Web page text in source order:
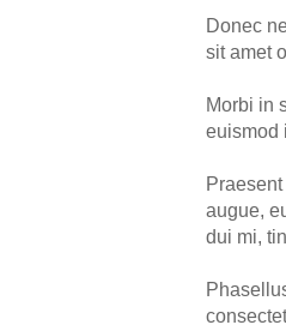
Donec
sit amet
Morbi in
euismod
augue,
dui mi,